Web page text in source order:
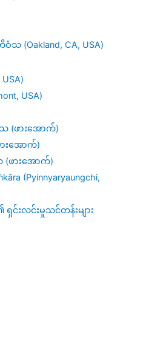
(Oakland, CA, USA)
USA)
(ဖားအောက်)
းအောက်)
ဖားအောက်)
(Pyinnyaryaungchi,
င်းလင်းမှုသင်တန်းများ